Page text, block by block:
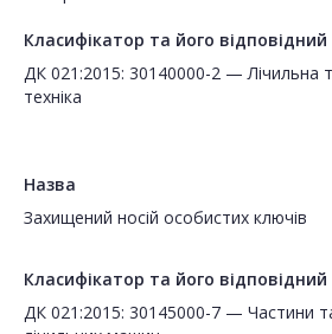
Класифікатор та його
ДК 021:2015: 30140000-2 — Лічильна
техніка
Назва
Захищений носій особистих ключів
Класифікатор та його
ДК 021:2015: 30145000-7 — Частини